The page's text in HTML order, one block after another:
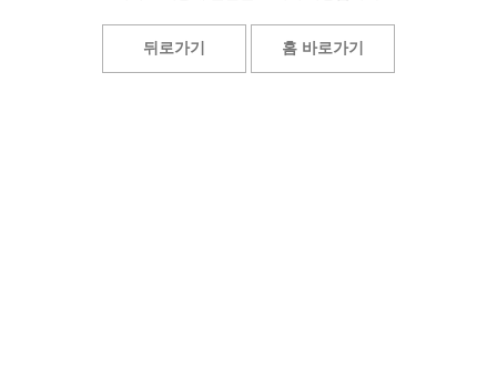
뒤로가기 홈 바로가기